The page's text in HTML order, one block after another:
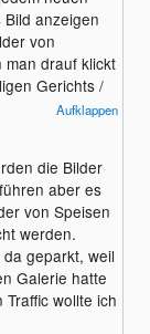
anzeigen
von
man drauf klickt
Gerichts /
RezeptAufklappen
die Bilder
aber es
von Speisen
werden.
geparkt, weil
Galerie hatte
wollte ich